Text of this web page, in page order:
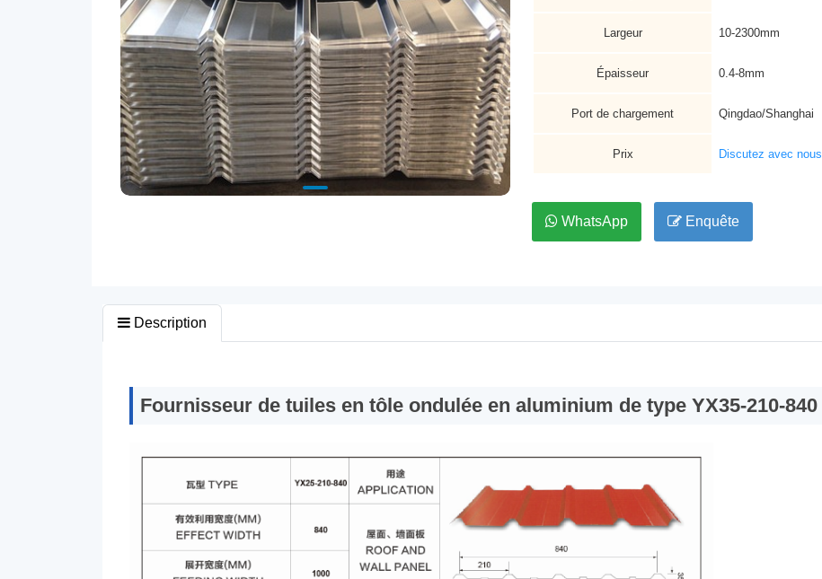
Largeur 10-2300mm
Épaisseur 0.4-8mm
Port de chargement Qingdao/Shanghai
Prix Discutez avec nous
WhatsApp Enquête
Description
Fournisseur de tuiles en tôle ondulée en aluminium de type YX35-210-840